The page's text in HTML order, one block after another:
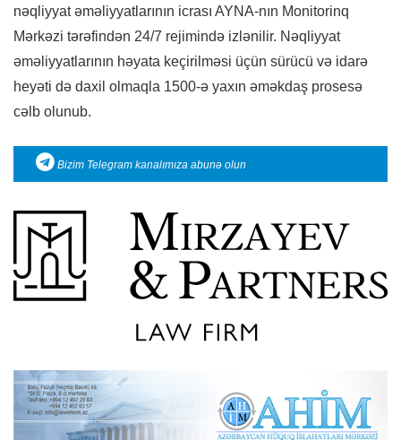
nəqliyyat əməliyyatlarının icrası AYNA-nın Monitorinq
Mərkəzi tərəfindən 24/7 rejimində izlənilir. Nəqliyyat
əməliyyatlarının həyata keçirilməsi üçün sürücü və idarə
heyəti də daxil olmaqla 1500-ə yaxın əməkdaş prosesə
cəlb olunub.
Bizim Telegram kanalımıza abunə olun